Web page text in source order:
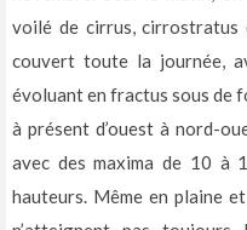
voilé de cirrus,
couvert toute la journée,
évoluant en fractus sous de
à présent d’ouest à nord-
avec des maxima de 10 à
hauteurs. Même en plaine